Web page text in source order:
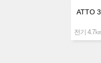
ATTO
전기 4.7